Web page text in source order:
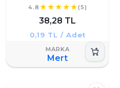
4.8 (5)
38,28 TL
0,19 TL / Adet
Mert